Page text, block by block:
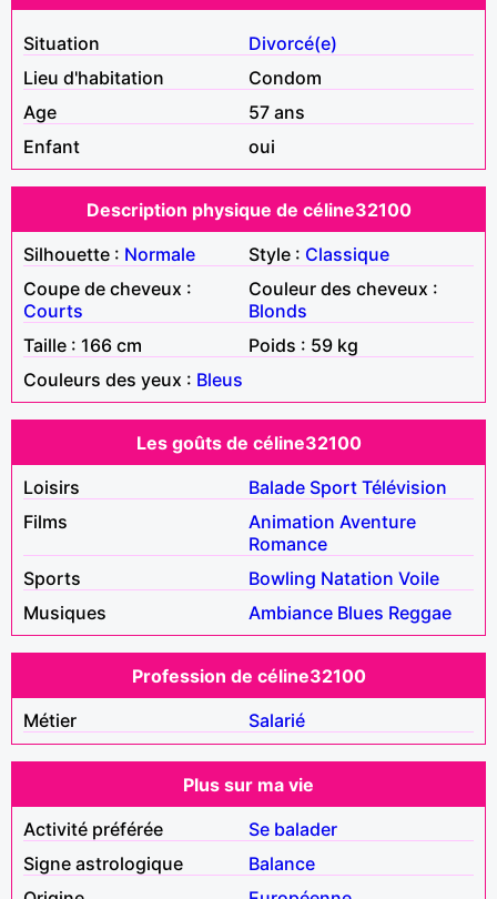
Situation
Divorcé(e)
Lieu d'habitation
Condom
Age
57 ans
Enfant
oui
Description physique de céline32100
Silhouette : Normale Style : Classique
Coupe de cheveux :
Courts
Couleur des cheveux :
Blonds
Taille : 166 cm
Poids : 59 kg
Couleurs des yeux : Bleus
Les goûts de céline32100
Loisirs
Balade Sport Télévision
Films
Animation Aventure
Romance
Sports
Bowling Natation Voile
Musiques
Ambiance Blues Reggae
Profession de céline32100
Métier
Salarié
Plus sur ma vie
Activité préférée
Se balader
Signe astrologique
Balance